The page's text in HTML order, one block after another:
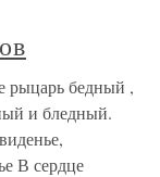
рыцарь бедный ,
и бледный.
В сердце